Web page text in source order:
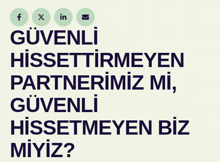
GÜVENLİ
HİSSETTİRMEYEN
PARTNERİMİZ Mİ,
GÜVENLİ
HİSSETMEYEN BİZ
MİYİZ?